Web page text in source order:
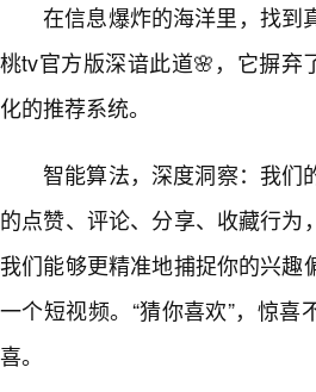
在信息爆炸的海洋里，找到
桃tv官方版深谙此道🌸，它摒弃
化的推荐系统。
智能算法，深度洞察：我们
的点赞、评论、分享、收藏行
我们能够更精准地捕捉你的兴
一个短视频。“猜你喜欢”，惊
喜。